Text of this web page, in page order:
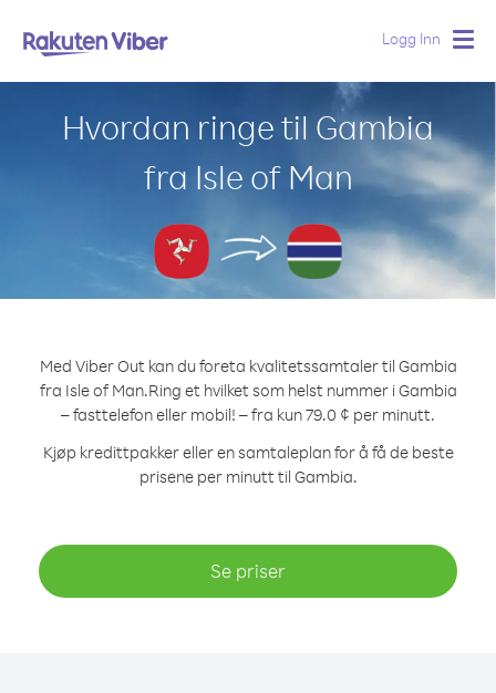
Logg Inn
Hvordan ringe til Gambia
fra Isle of Man
Med Viber Out kan du foreta kvalitetssamtaler til Gambia
fra Isle of Man.Ring et hvilket som helst nummer i Gambia
– fasttelefon eller mobil! – fra kun 79.0 ¢ per minutt.
Kjøp kredittpakker eller en samtaleplan for å få de beste
prisene per minutt til Gambia.
Se priser